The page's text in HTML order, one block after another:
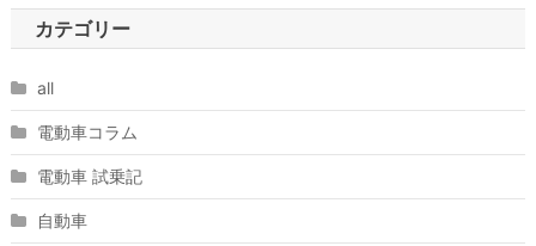
カテゴリー
all
電動車コラム
電動車 試乗記
自動車